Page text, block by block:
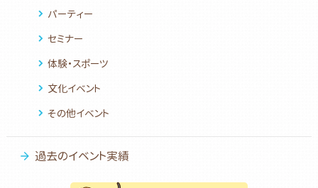
パーティー
セミナー
体験・スポーツ
文化イベント
その他イベント
過去のイベント実績